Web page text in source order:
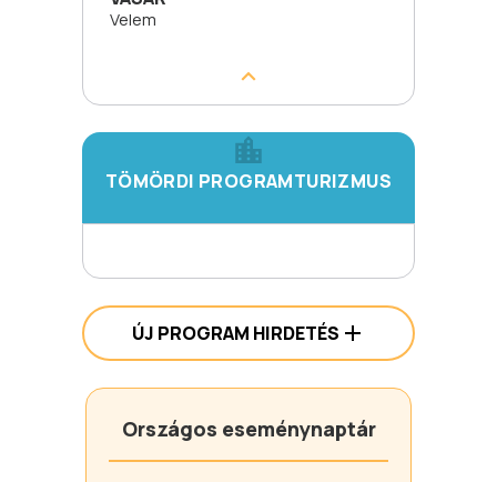
Velem
TÖMÖRDI PROGRAMTURIZMUS
ÚJ PROGRAM HIRDETÉS
Országos eseménynaptár